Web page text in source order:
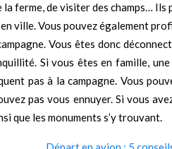
ferme, de visiter des champs… Ils
ville. Vous pouvez également
Vous êtes donc
Si vous êtes en famille, une
pas à la campagne. Vous
pas vous ennuyer. Si vous
que les monuments s’y trouvant.